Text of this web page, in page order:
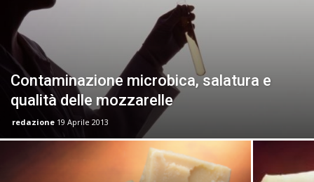
Contaminazione microbica, salatura e
qualità delle mozzarelle
redazione 19 Aprile 2013